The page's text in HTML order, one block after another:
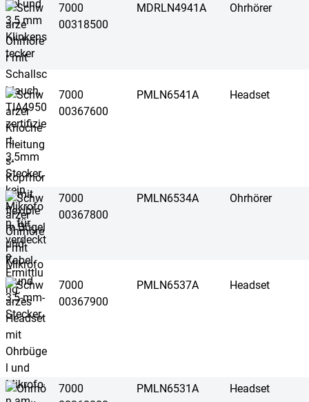
7000
00318500
MDRLN4941A Ohrhörer
7000
00367600
PMLN6541A Headset
7000
00367800
PMLN6534A Ohrhörer
7000
00367900
PMLN6537A Headset
7000
PMLN6531A Headset